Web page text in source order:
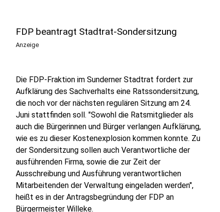
FDP beantragt Stadtrat-Sondersitzung
Anzeige
Die FDP-Fraktion im Sunderner Stadtrat fordert zur
Aufklärung des Sachverhalts eine Ratssondersitzung,
die noch vor der nächsten regulären Sitzung am 24.
Juni stattfinden soll. "Sowohl die Ratsmitglieder als
auch die Bürgerinnen und Bürger verlangen Aufklärung,
wie es zu dieser Kostenexplosion kommen konnte. Zu
der Sondersitzung sollen auch Verantwortliche der
ausführenden Firma, sowie die zur Zeit der
Ausschreibung und Ausführung verantwortlichen
Mitarbeitenden der Verwaltung eingeladen werden",
heißt es in der Antragsbegründung der FDP an
Bürgermeister Willeke.